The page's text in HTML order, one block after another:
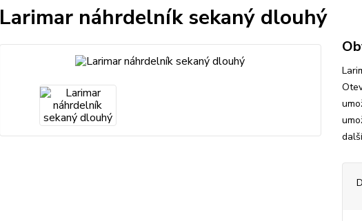
Larimar náhrdelník sekaný dlouhý